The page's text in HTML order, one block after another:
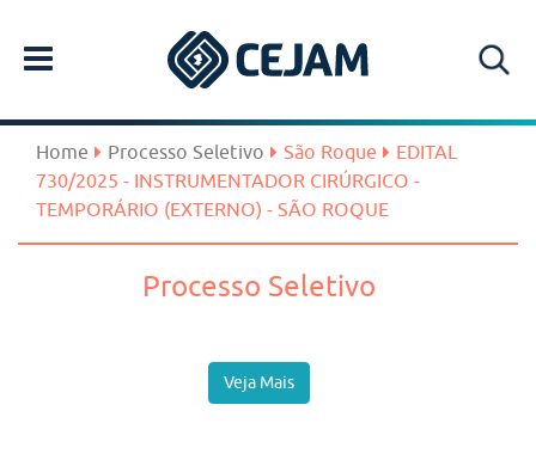
Home Processo Seletivo São Roque
EDITAL
730/2025 - INSTRUMENTADOR CIRÚRGICO -
TEMPORÁRIO (EXTERNO) - SÃO ROQUE
Processo Seletivo
Veja Mais